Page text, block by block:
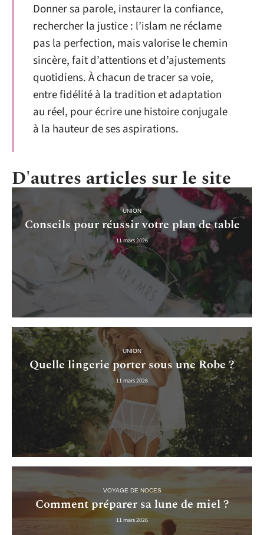
Donner sa parole, instaurer la confiance,
rechercher la justice : l’islam ne réclame
pas la perfection, mais valorise le chemin
sincère, fait d’attentions et d’ajustements
quotidiens. À chacun de tracer sa voie,
entre fidélité à la tradition et adaptation
au réel, pour écrire une histoire conjugale
à la hauteur de ses aspirations.
D'autres articles sur le site
UNION
Conseils pour réussir votre plan de table
11 mars 2026
UNION
Quelle lingerie porter sous une Robe ?
11 mars 2026
VOYAGE DE NOCES
Comment préparer sa lune de miel ?
11 mars 2026